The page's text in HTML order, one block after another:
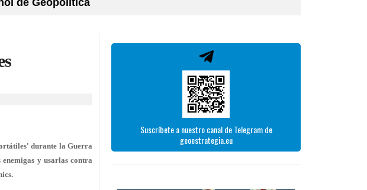
de Geopolítica
durante la Guerra
y usarlas contra
Suscríbete a nuestro canal de Telegram de
geoestrategia.eu